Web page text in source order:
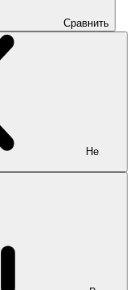
Сравнить
Не